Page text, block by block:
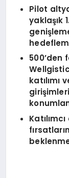
Pilot
yaklaşık
500’den
katılımı